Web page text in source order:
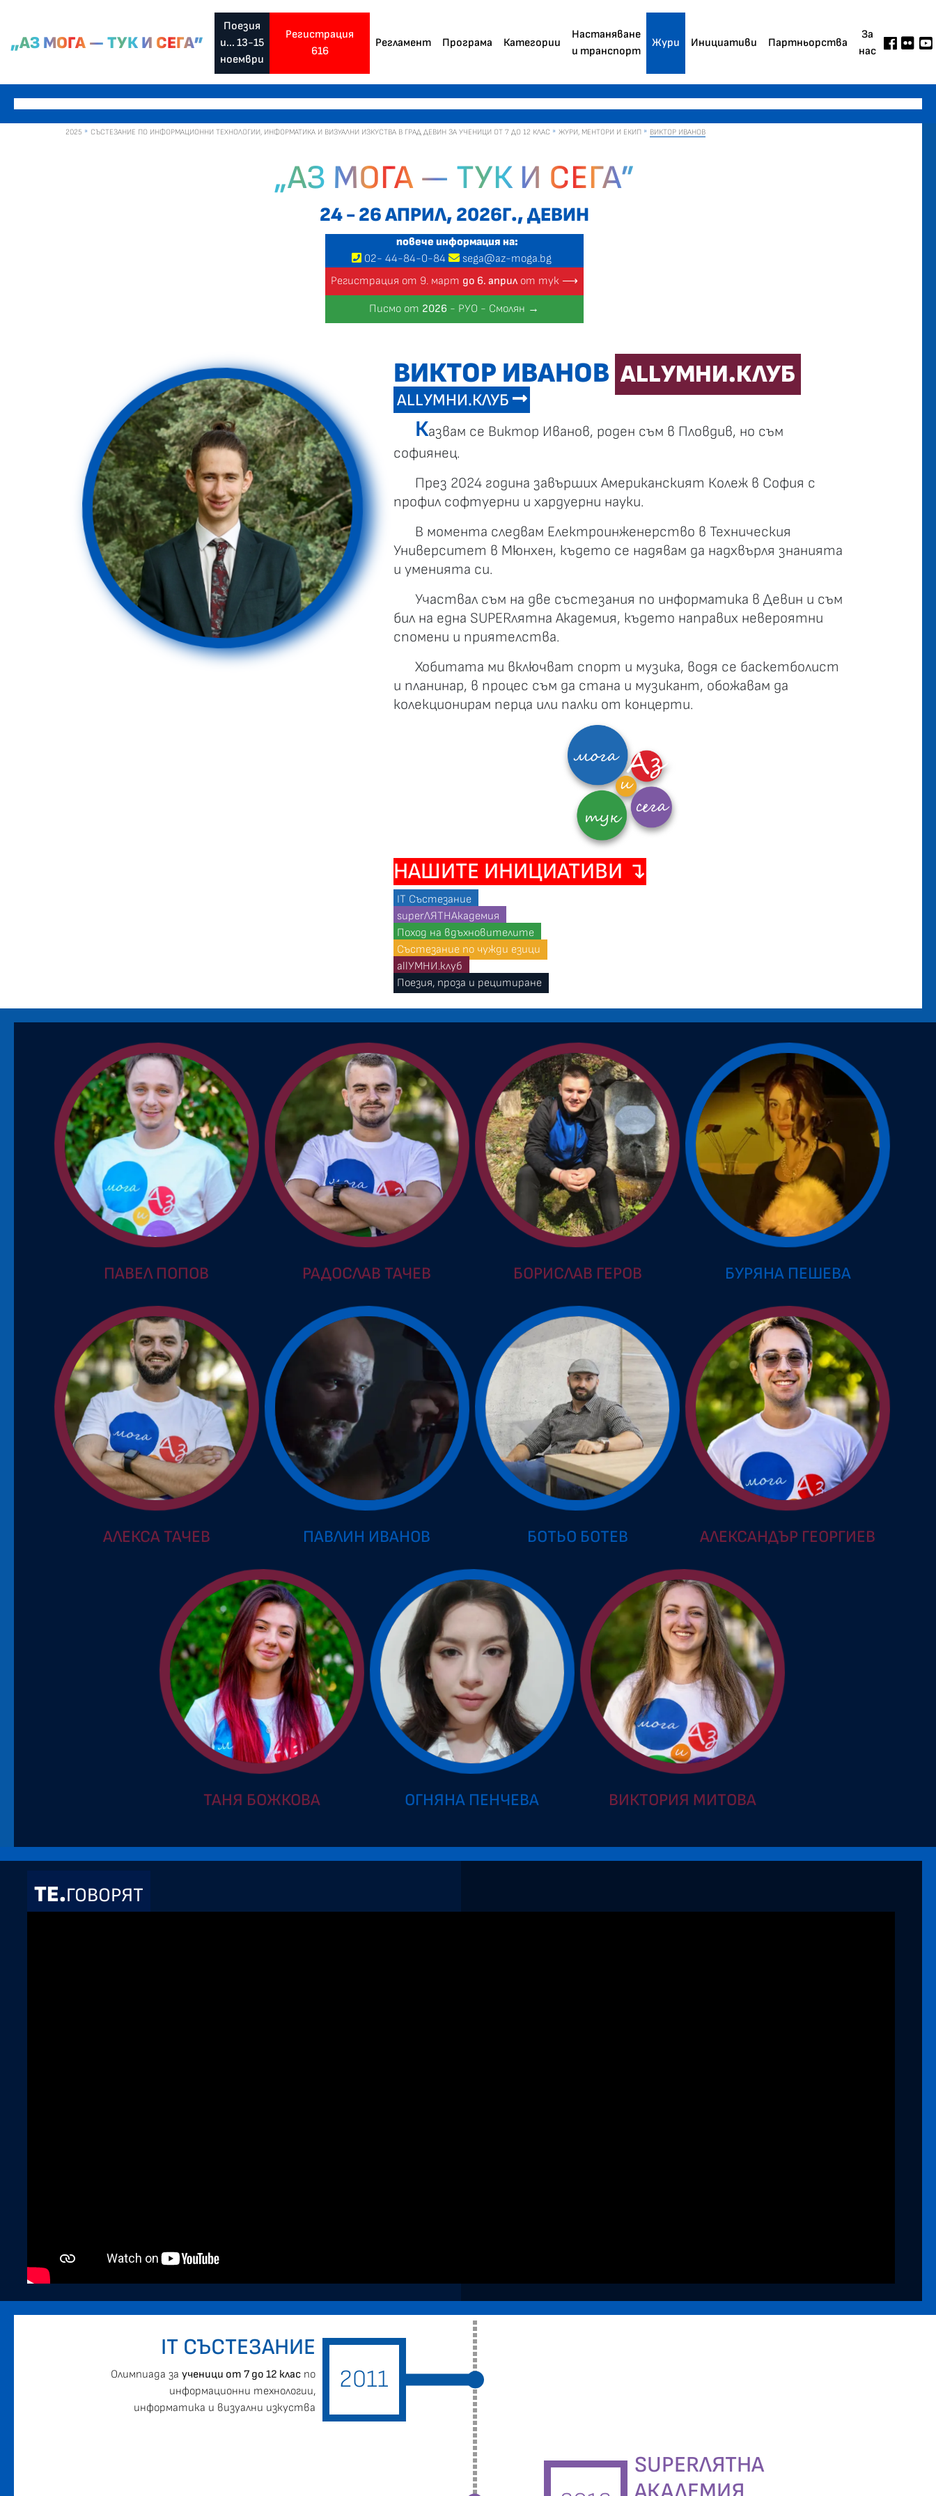
„АЗ МОГА — ТУК И СЕГА”
Поезия
и... 13-15
ноември
Регистрация
616
Регламент Програма Категории
Настаняване
и транспорт
Жури Инициативи Партньорства
За
нас
2025 СЪСТЕЗАНИЕ ПО ИНФОРМАЦИОННИ ТЕХНОЛОГИИ, ИНФОРМАТИКА И ВИЗУАЛНИ ИЗКУСТВА В ГРАД ДЕВИН ЗА УЧЕНИЦИ ОТ 7 ДО 12 КЛАС ЖУРИ, МЕНТОРИ И ЕКИП ВИКТОР ИВАНОВ
„АЗ МОГА — ТУК И СЕГА”
24 - 26 АПРИЛ, 2026Г., ДЕВИН
повече информация на:
02- 44-84-0-84
sega@az-moga.bg
Регистрация от 9. март до 6. априлот тук ⟶
Писмо от 2026 - РУО - Смолян →
ВИКТОР ИВАНОВ ALLУМНИ.КЛУБ
ALLУМНИ.КЛУБ
Казвам се Виктор Иванов, роден съм в Пловдив, но съм
софиянец.
През 2024 година завърших Американският Колеж в София с
профил софтуерни и хардуерни науки.
В момента следвам Електроинженерство в Техническия
Университет в Мюнхен, където се надявам да надхвърля знанията
и уменията си.
Участвал съм на две състезания по информатика в Девин и съм
бил на една SUPERлятна Академия, където направих невероятни
спомени и приятелства.
Хобитата ми включват спорт и музика, водя се баскетболист
и планинар, в процес съм да стана и музикант, обожавам да
колекционирам перца или палки от концерти.
НАШИТЕ ИНИЦИАТИВИ ↴
IT Състезание
superЛЯТНАкадемия
Поход на вдъхновителите
Състезание по чужди езици
allУМНИ.клуб
Поезия, проза и рецитиране
ПАВЕЛ ПОПОВ РАДОСЛАВ ТАЧЕВ БОРИСЛАВ ГЕРОВ БУРЯНА ПЕШЕВА
АЛЕКСА ТАЧЕВ ПАВЛИН ИВАНОВ БОТЬО БОТЕВ АЛЕКСАНДЪР ГЕОРГИЕВ
ТАНЯ БОЖКОВА ОГНЯНА ПЕНЧЕВА ВИКТОРИЯ МИТОВА
ТЕ.ГОВОРЯТ
2011
IT СЪСТЕЗАНИЕ
Oлимпиада за ученици от 7 до 12 класпо
информационни технологии,
информатика и визуални изкуства
SUPERЛЯТНА